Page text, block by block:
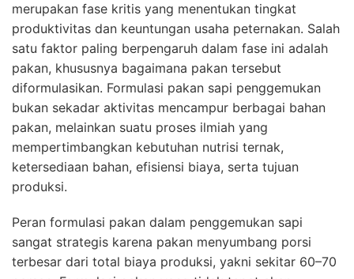
merupakan fase kritis yang menentukan tingkat
produktivitas dan keuntungan usaha peternakan. Salah
satu faktor paling berpengaruh dalam fase ini adalah
pakan, khususnya bagaimana pakan tersebut
diformulasikan. Formulasi pakan sapi penggemukan
bukan sekadar aktivitas mencampur berbagai bahan
pakan, melainkan suatu proses ilmiah yang
mempertimbangkan kebutuhan nutrisi ternak,
ketersediaan bahan, efisiensi biaya, serta tujuan
produksi.
Peran formulasi pakan dalam penggemukan sapi
sangat strategis karena pakan menyumbang porsi
terbesar dari total biaya produksi, yakni sekitar 60–70